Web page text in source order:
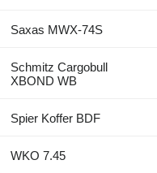
Saxas MWX-74S
Schmitz Cargobull
XBOND WB
Spier Koffer BDF
WKO 7.45